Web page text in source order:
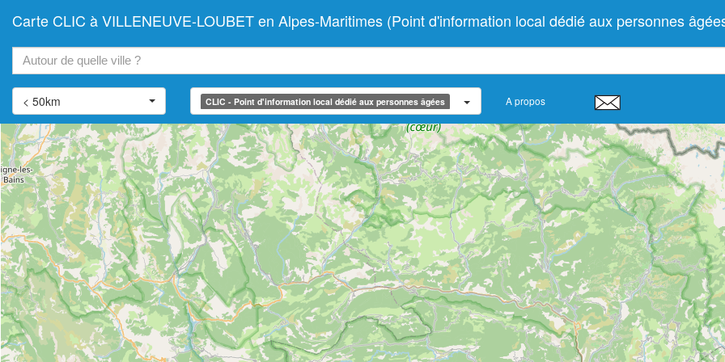
Carte CLIC à VILLENEUVE-LOUBET en Alpes-Maritimes (Point d'information local dédié aux personnes
< 50km CLIC - Point d'information local dédié aux personnes âgées A propos
−